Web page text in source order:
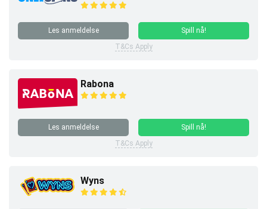
Les anmeldelse
Spill nå!
T&Cs Apply
Rabona
Les anmeldelse
Spill nå!
T&Cs Apply
Wyns